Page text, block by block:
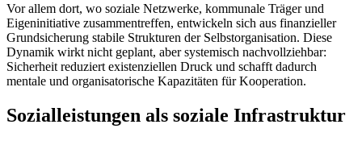
Vor allem dort, wo soziale Netzwerke, kommunale Träger und
Eigeninitiative zusammentreffen, entwickeln sich aus finanzieller
Grundsicherung stabile Strukturen der Selbstorganisation. Diese
Dynamik wirkt nicht geplant, aber systemisch nachvollziehbar:
Sicherheit reduziert existenziellen Druck und schafft dadurch
mentale und organisatorische Kapazitäten für Kooperation.
Sozialleistungen als soziale Infrastruktur